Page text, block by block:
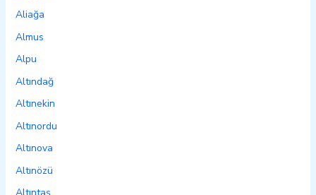
Aliağa
Almus
Alpu
Altındağ
Altınekin
Altınordu
Altınova
Altınözü